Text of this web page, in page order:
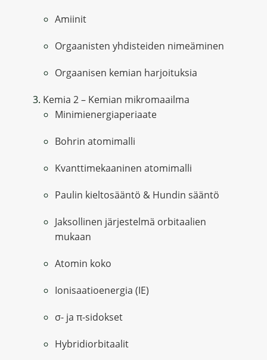
Amiinit
Orgaanisten yhdisteiden nimeäminen
Orgaanisen kemian harjoituksia
Kemia 2 – Kemian mikromaailma
Minimienergiaperiaate
Bohrin atomimalli
Kvanttimekaaninen atomimalli
Paulin kieltosääntö & Hundin sääntö
Jaksollinen järjestelmä orbitaalien
mukaan
Atomin koko
Ionisaatioenergia (IE)
σ- ja π-sidokset
Hybridiorbitaalit